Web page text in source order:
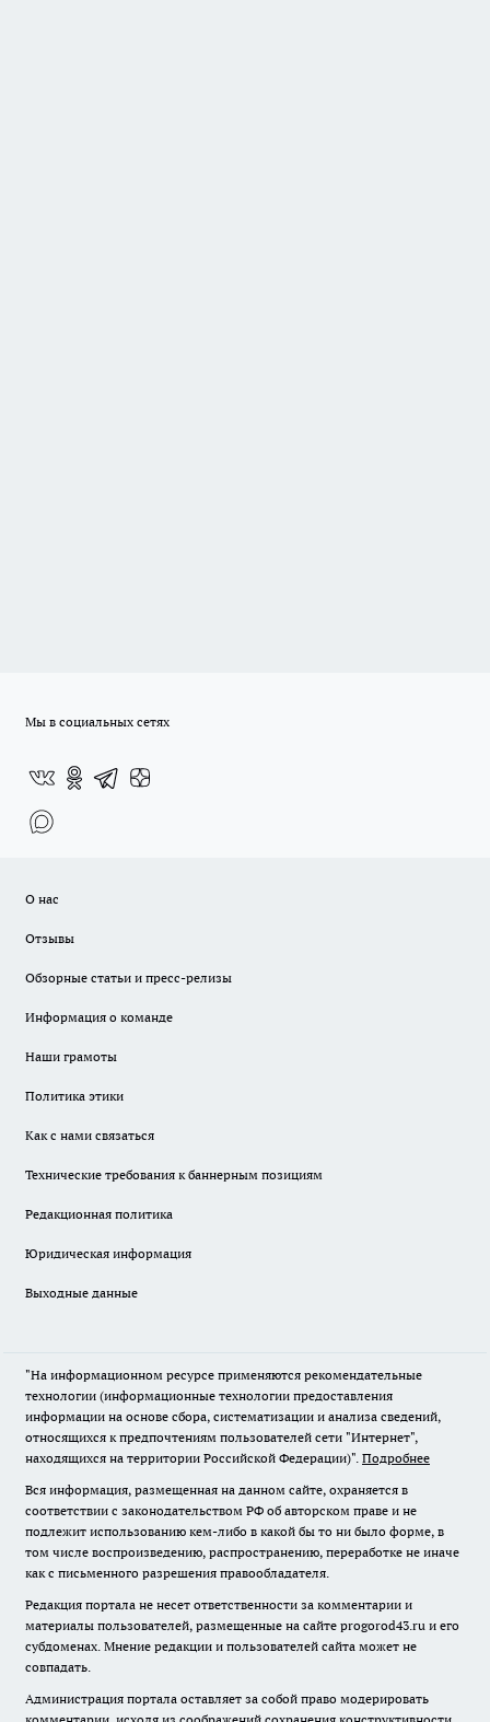
Мы в социальных сетях
О нас
Отзывы
Обзорные статьи и пресс-релизы
Информация о команде
Наши грамоты
Политика этики
Как с нами связаться
Технические требования к баннерным позициям
Редакционная политика
Юридическая информация
Выходные данные
"На информационном ресурсе применяются рекомендательные
технологии (информационные технологии предоставления
информации на основе сбора, систематизации и анализа сведений,
относящихся к предпочтениям пользователей сети "Интернет",
находящихся на территории Российской Федерации)". Подробнее
Вся информация, размещенная на данном сайте, охраняется в
соответствии с законодательством РФ об авторском праве и не
подлежит использованию кем-либо в какой бы то ни было форме, в
том числе воспроизведению, распространению, переработке не иначе
как с письменного разрешения правообладателя.
Редакция портала не несет ответственности за комментарии и
материалы пользователей, размещенные на сайте progorod43.ru и его
субдоменах. Мнение редакции и пользователей сайта может не
совпадать.
Администрация портала оставляет за собой право модерировать